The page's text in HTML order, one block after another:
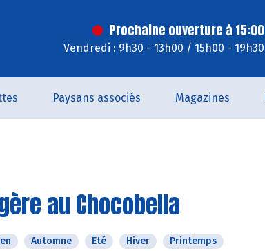
Prochaine ouverture à 15:00
Vendredi : 9h30 - 13h00 / 15h00 - 19h30
Paysans associés Magazines
au Chocobella
Automne Eté Hiver Printemps